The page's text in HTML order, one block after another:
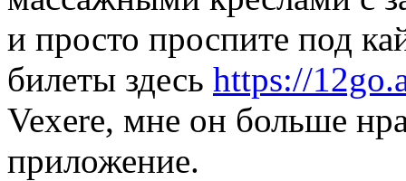
и просто проспите под
билеты здесь https://
Vexere, мне он больше
приложение.